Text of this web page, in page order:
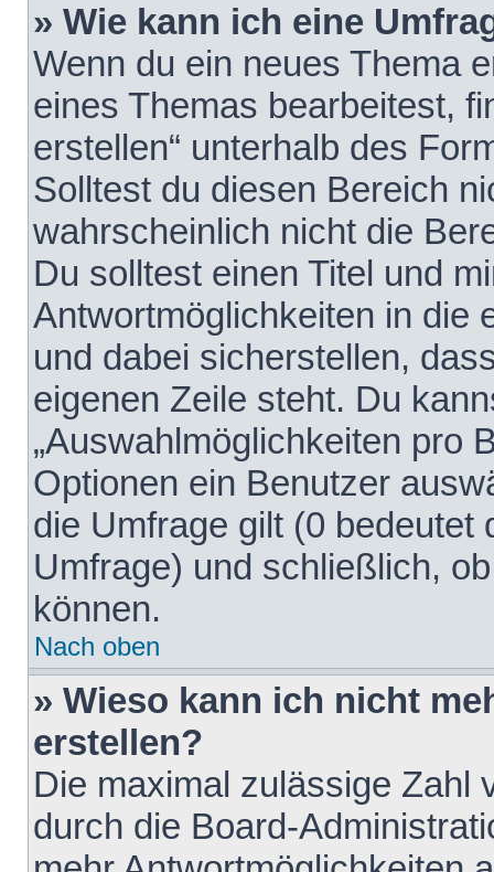
» Wie kann ich eine
Wenn du ein neues Thema
eines Themas bearbeitest,
erstellen“ unterhalb des
Solltest du diesen Bereich
wahrscheinlich nicht die
Du solltest einen Titel und
Antwortmöglichkeiten in die
und dabei sicherstellen,
eigenen Zeile steht. Du
„Auswahlmöglichkeiten pro
Optionen ein Benutzer
die Umfrage gilt (0 bedeutet
Umfrage) und schließlich,
können.
Nach oben
» Wieso kann ich nicht
erstellen?
Die maximal zulässige Zahl
durch die Board-